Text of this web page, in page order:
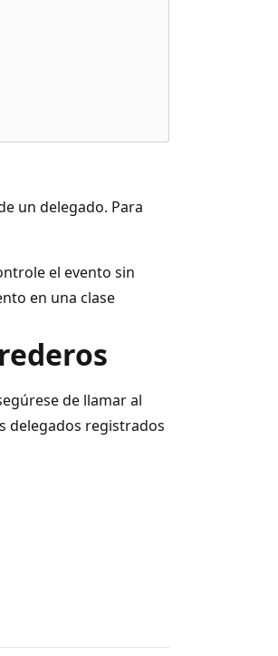
un delegado. Para
el evento sin
en una clase
de llamar al
delegados registrados